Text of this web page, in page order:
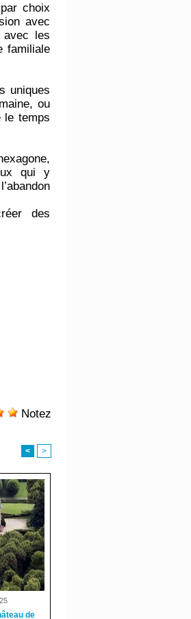
choix
avec
les
familiale
uniques
ou
le temps
qui y
des
Notez
< >
de